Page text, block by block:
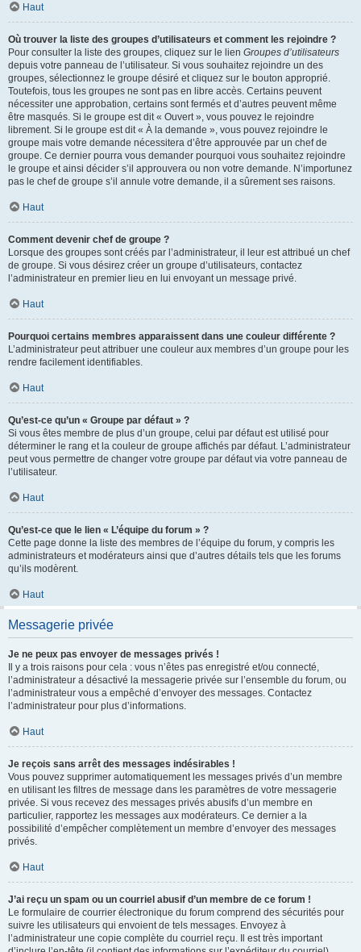
Haut
Où trouver la liste des groupes d’utilisateurs et comment les rejoindre ?
Pour consulter la liste des groupes, cliquez sur le lien Groupes d’utilisateurs
depuis votre panneau de l’utilisateur. Si vous souhaitez rejoindre un des
groupes, sélectionnez le groupe désiré et cliquez sur le bouton approprié.
Toutefois, tous les groupes ne sont pas en libre accès. Certains peuvent
nécessiter une approbation, certains sont fermés et d’autres peuvent même
être masqués. Si le groupe est dit « Ouvert », vous pouvez le rejoindre
librement. Si le groupe est dit « À la demande », vous pouvez rejoindre le
groupe mais votre demande nécessitera d’être approuvée par un chef de
groupe. Ce dernier pourra vous demander pourquoi vous souhaitez rejoindre
le groupe et ainsi décider s’il approuvera ou non votre demande. N’importunez
pas le chef de groupe s’il annule votre demande, il a sûrement ses raisons.
Haut
Comment devenir chef de groupe ?
Lorsque des groupes sont créés par l’administrateur, il leur est attribué un chef
de groupe. Si vous désirez créer un groupe d’utilisateurs, contactez
l’administrateur en premier lieu en lui envoyant un message privé.
Haut
Pourquoi certains membres apparaissent dans une couleur différente ?
L’administrateur peut attribuer une couleur aux membres d’un groupe pour les
rendre facilement identifiables.
Haut
Qu’est-ce qu’un « Groupe par défaut » ?
Si vous êtes membre de plus d’un groupe, celui par défaut est utilisé pour
déterminer le rang et la couleur de groupe affichés par défaut. L’administrateur
peut vous permettre de changer votre groupe par défaut via votre panneau de
l’utilisateur.
Haut
Qu’est-ce que le lien « L’équipe du forum » ?
Cette page donne la liste des membres de l’équipe du forum, y compris les
administrateurs et modérateurs ainsi que d’autres détails tels que les forums
qu’ils modèrent.
Haut
Messagerie privée
Je ne peux pas envoyer de messages privés !
Il y a trois raisons pour cela : vous n’êtes pas enregistré et/ou connecté,
l’administrateur a désactivé la messagerie privée sur l’ensemble du forum, ou
l’administrateur vous a empêché d’envoyer des messages. Contactez
l’administrateur pour plus d’informations.
Haut
Je reçois sans arrêt des messages indésirables !
Vous pouvez supprimer automatiquement les messages privés d’un membre
en utilisant les filtres de message dans les paramètres de votre messagerie
privée. Si vous recevez des messages privés abusifs d’un membre en
particulier, rapportez les messages aux modérateurs. Ce dernier a la
possibilité d’empêcher complètement un membre d’envoyer des messages
privés.
Haut
J’ai reçu un spam ou un courriel abusif d’un membre de ce forum !
Le formulaire de courrier électronique du forum comprend des sécurités pour
suivre les utilisateurs qui envoient de tels messages. Envoyez à
l’administrateur une copie complète du courriel reçu. Il est très important